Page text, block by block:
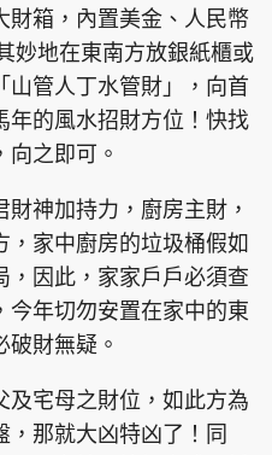
財箱，內置美金、人民幣
妙地在東南方放銀紙櫃或
山管人丁水管財」，向首
年的風水招財方位！快找
之即可。
神加持力，廚房主財，
，家中廚房的垃圾桶假如
，因此，家家戶戶必須查
今年切勿安置在家中的東
財無疑。
及宅母之財位，如此方為
那就大凶特凶了！同